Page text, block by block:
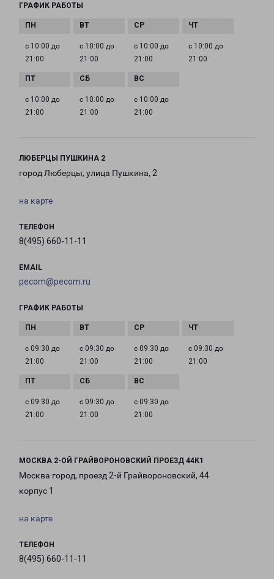
ГРАФИК РАБОТЫ
с 10:00 до
21:00
с 10:00 до
21:00
с 10:00 до
21:00
с 10:00 до
21:00
с 10:00 до
21:00
с 10:00 до
21:00
с 10:00 до
21:00
ЛЮБЕРЦЫ ПУШКИНА 2
город Люберцы, улица Пушкина, 2
на карте
ТЕЛЕФОН
8(495) 660-11-11
EMAIL
pecom@pecom.ru
ГРАФИК РАБОТЫ
с 09:30 до
21:00
с 09:30 до
21:00
с 09:30 до
21:00
с 09:30 до
21:00
с 09:30 до
21:00
с 09:30 до
21:00
с 09:30 до
21:00
МОСКВА 2-ОЙ ГРАЙВОРОНОВСКИЙ ПРОЕЗД 44К1
Москва город, проезд 2-й Грайвороновский, 44
корпус 1
на карте
ТЕЛЕФОН
8(495) 660-11-11